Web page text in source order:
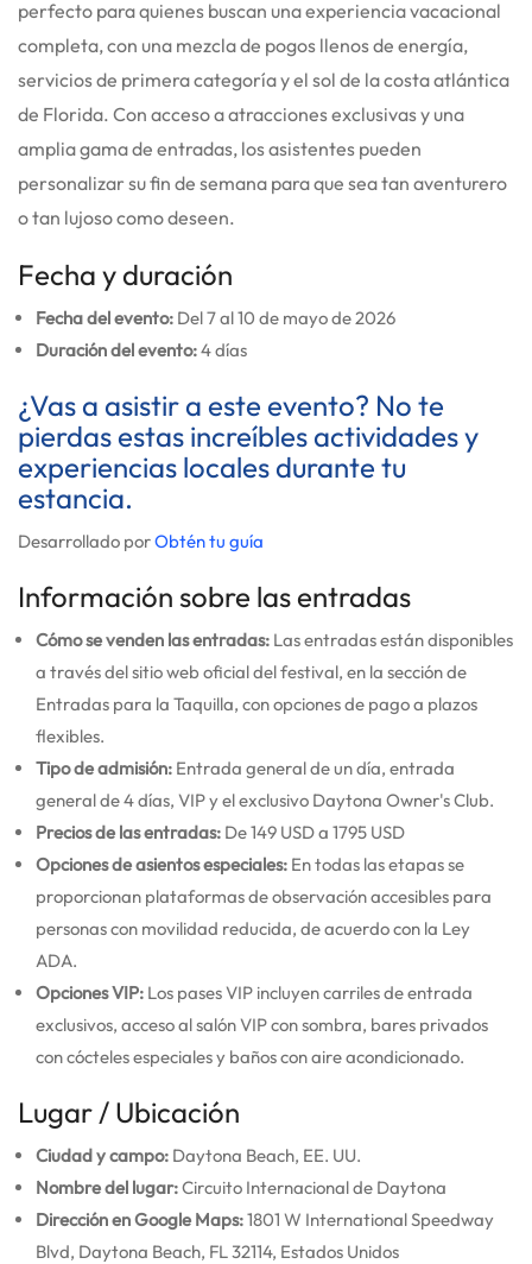
perfecto para quienes buscan una experiencia vacacional
completa, con una mezcla de pogos llenos de energía,
servicios de primera categoría y el sol de la costa atlántica
de Florida. Con acceso a atracciones exclusivas y una
amplia gama de entradas, los asistentes pueden
personalizar su fin de semana para que sea tan aventurero
o tan lujoso como deseen.
Fecha y duración
Fecha del evento: Del 7 al 10 de mayo de 2026
Duración del evento:4 días
¿Vas a asistir a este evento? No te
pierdas estas increíbles actividades y
experiencias locales durante tu
estancia.
Desarrollado porObtén tu guía
Información sobre las entradas
Cómo se venden las entradas: Las entradas están disponibles
a través del sitio web oficial del festival, en la sección de
Entradas para la Taquilla, con opciones de pago a plazos
flexibles.
Tipo de admisión: Entrada general de un día, entrada
general de 4 días, VIP y el exclusivo Daytona Owner's Club.
Precios de las entradas: De 149 USD a 1795 USD
Opciones de asientos especiales: En todas las etapas se
proporcionan plataformas de observación accesibles para
personas con movilidad reducida, de acuerdo con la Ley
ADA.
Opciones VIP: Los pases VIP incluyen carriles de entrada
exclusivos, acceso al salón VIP con sombra, bares privados
con cócteles especiales y baños con aire acondicionado.
Lugar / Ubicación
Ciudad y campo: Daytona Beach, EE. UU.
Nombre del lugar:Circuito Internacional de Daytona
Dirección en Google Maps:1801 W International Speedway
Blvd, Daytona Beach, FL 32114, Estados Unidos